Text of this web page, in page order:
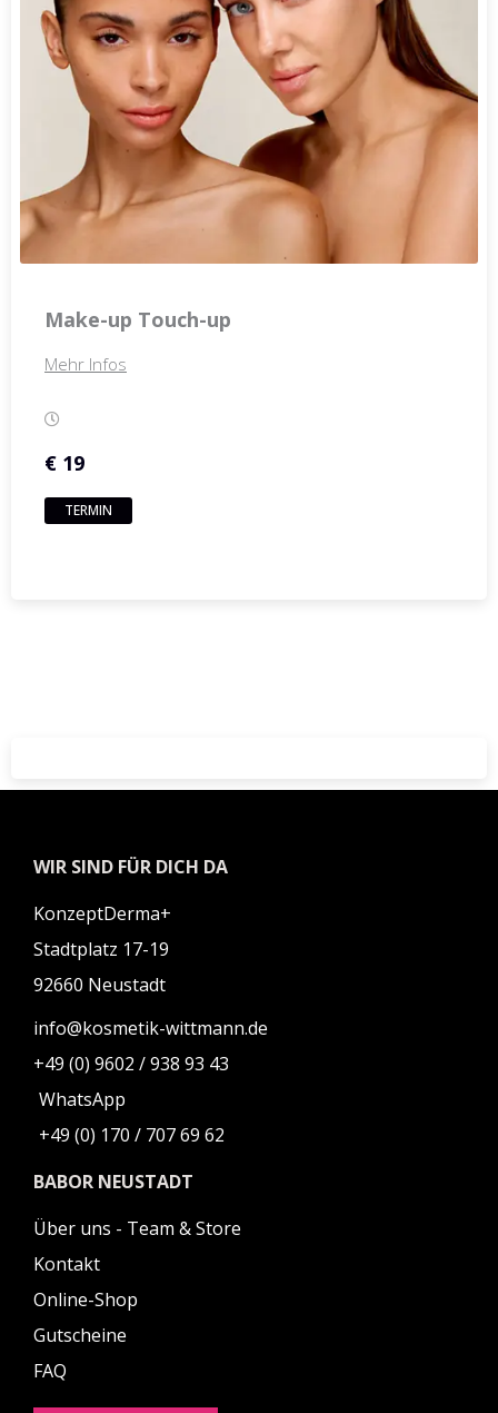
Make-up Touch-up
Mehr Infos
€ 19
TERMIN
WIR SIND FÜR DICH DA
KonzeptDerma+
Stadtplatz 17-19
92660 Neustadt
info@kosmetik-wittmann.de
+49 (0) 9602 / 938 93 43
WhatsApp
+49 (0) 170 / 707 69 62
BABOR NEUSTADT
Über uns - Team & Store
Kontakt
Online-Shop
Gutscheine
FAQ